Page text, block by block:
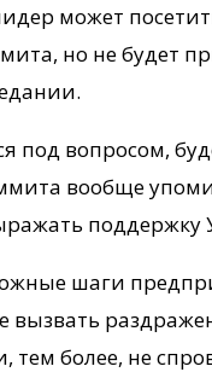
может
но не будет
под вопросом,
вообще
поддержку
шаги
вызвать
тем более, не